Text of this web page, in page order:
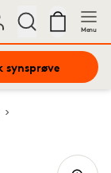
Menu
synsprøve